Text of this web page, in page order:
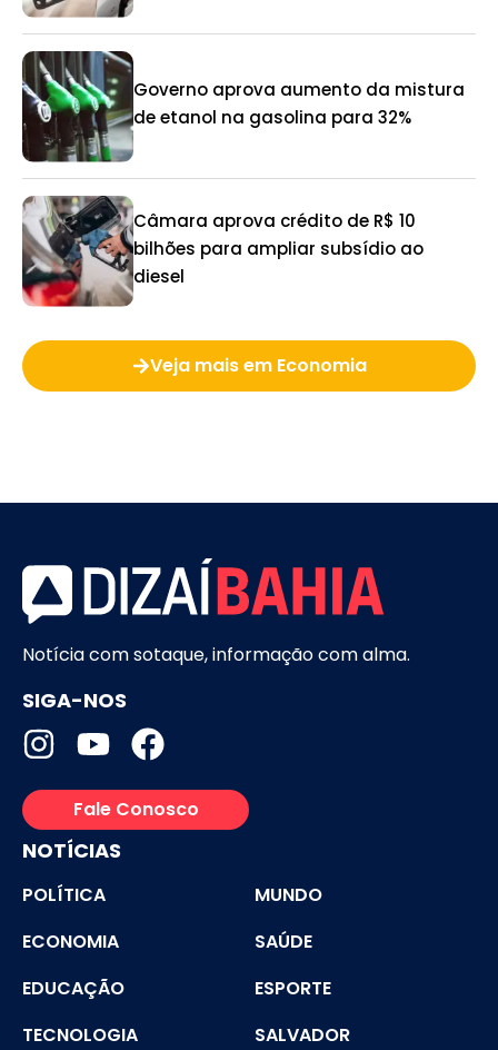
Governo aprova aumento da mistura
de etanol na gasolina para 32%
Câmara aprova crédito de R$ 10
bilhões para ampliar subsídio ao
diesel
Veja mais em Economia
Notícia com sotaque, informação com alma.
SIGA-NOS
Fale Conosco
NOTÍCIAS
POLÍTICA
MUNDO
ECONOMIA
SAÚDE
EDUCAÇÃO
ESPORTE
TECNOLOGIA
SALVADOR